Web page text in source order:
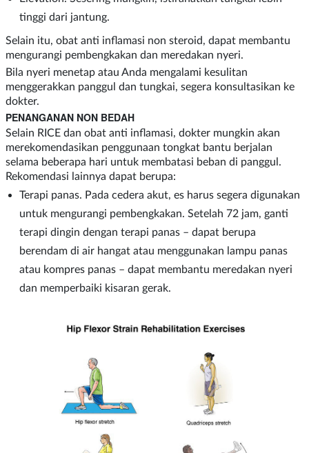
tinggi dari jantung.
Selain itu, obat anti inflamasi non steroid, dapat membantu
mengurangi pembengkakan dan meredakan nyeri.
Bila nyeri menetap atau Anda mengalami kesulitan
menggerakkan panggul dan tungkai, segera konsultasikan ke
dokter.
PENANGANAN NON BEDAH
Selain RICE dan obat anti inflamasi, dokter mungkin akan
merekomendasikan penggunaan tongkat bantu berjalan
selama beberapa hari untuk membatasi beban di panggul.
Rekomendasi lainnya dapat berupa:
Terapi panas. Pada cedera akut, es harus segera digunakan
untuk mengurangi pembengkakan. Setelah 72 jam, ganti
terapi dingin dengan terapi panas – dapat berupa
berendam di air hangat atau menggunakan lampu panas
atau kompres panas – dapat membantu meredakan nyeri
dan memperbaiki kisaran gerak.